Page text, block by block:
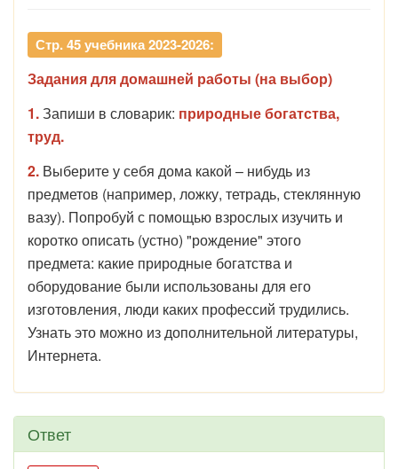
Стр. 45 учебника 2023-2026:
Задания для домашней работы (на выбор)
1.Запиши в словарик: природные богатства,
труд.
2. Выберите у себя дома какой – нибудь из
предметов (например, ложку, тетрадь, стеклянную
вазу). Попробуй с помощью взрослых изучить и
коротко описать (устно) "рождение" этого
предмета: какие природные богатства и
оборудование были использованы для его
изготовления, люди каких профессий трудились.
Узнать это можно из дополнительной литературы,
Интернета.
Ответ